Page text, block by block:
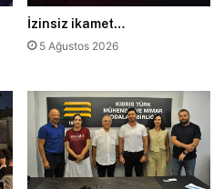
İzinsiz ikamet…
5 Ağustos 2026